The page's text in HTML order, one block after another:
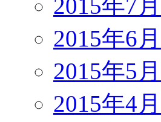
2015年7
2015年6
2015年5
2015年4